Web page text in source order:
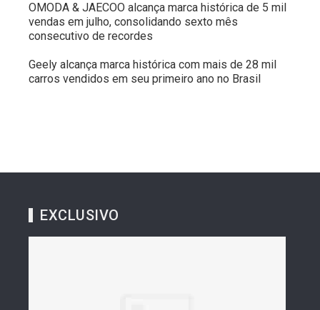
OMODA & JAECOO alcança marca histórica de 5 mil
vendas em julho, consolidando sexto mês
consecutivo de recordes
Geely alcança marca histórica com mais de 28 mil
carros vendidos em seu primeiro ano no Brasil
EXCLUSIVO